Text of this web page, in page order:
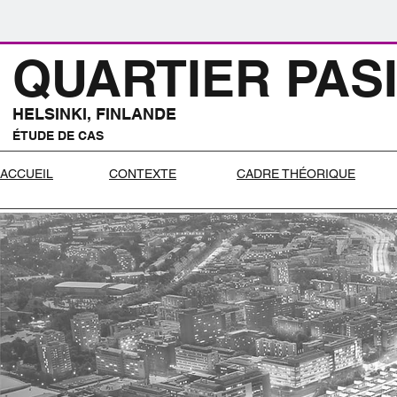
QUARTIER
HELSINKI, FINLANDE
ÉTUDE DE CAS
ACCUEIL CONTEXTE CADRE THÉORIQUE